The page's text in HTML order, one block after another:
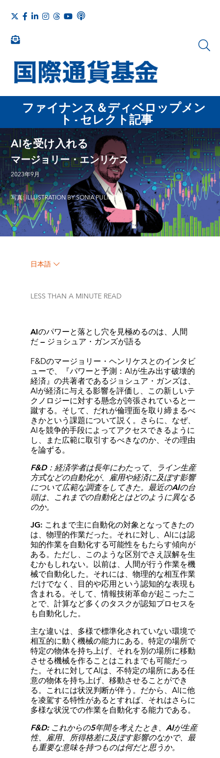
ファイナンス＆ディベロップメン
ト - セレクト記事
AIを受け入れる
マージョリー・エンリケス
2023年9月
写真: ILLUSTRATION BY SONIA PULIDO
日本語
LESS THAN A MINUTE READ
AIのパワーと落とし穴を見極めるのは、人間
だ ― ジョシュア・ガンズが語る
F&Dのマージョリー・ヘンリケスとのインタビ
ューで、『パワーと予測：AIが生み出す破壊的
経済』の共著者であるジョシュア・ガンズは、
AIが経済に与える影響を評価し、この新しいテ
クノロジーに対する懸念が誇張されていると一
蹴する。そして、だれが倫理面を取り締まるべ
きかという課題について説く。さらに、なぜ、
AIを競争的手段によってアクセスできるように
し、また広範に取引するべきなのか、その理由
を論ずる。
F&D：経済学者は長年にわたって、ライン生産
方式などの自動化が、雇用や経済に及ぼす影響
について広範な調査をしてきた。最近のAIの台
頭は、これまでの自動化とはどのように異なる
のか。
JG: これまで主に自動化の対象となってきたの
は、物理的作業だった。それに対し、AIには認
知的作業を自動化する可能性をもたらす傾向が
ある。ただし、このような区別でさえ誤解を生
むかもしれない。以前は、人間が行う作業を機
械で自動化した。それには、物理的な相互作業
だけでなく、目的や応用という認知的な表現も
含まれる。そして、情報技術革命が起こったこ
とで、計算など多くのタスクが認知プロセスを
も自動化した。
主な違いは、多様で標準化されていない環境で
相互的に動く機械の能力にある。特定の場所で
特定の物体を持ち上げ、それを別の場所に移動
させる機械を作ることはこれまでも可能だっ
た。それに対してAIは、不特定の場所にある任
意の物体を持ち上げ、移動させることができ
る。これには状況判断が伴う。だから、AIに他
を凌駕する特性があるとすれば、それはさらに
多様な状況での作業を自動化する能力である。
F&D: これからの5年間を考えたとき、AIが生産
性、雇用、所得格差に及ぼす影響のなかで、最
も重要な意味を持つものは何だと思うか。